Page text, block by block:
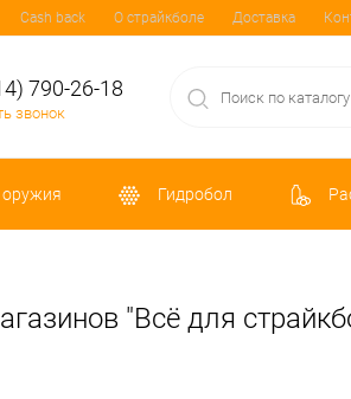
Cash back О страйкболе Доставка
790-26-18
звонок
Гидробол
"Всё для